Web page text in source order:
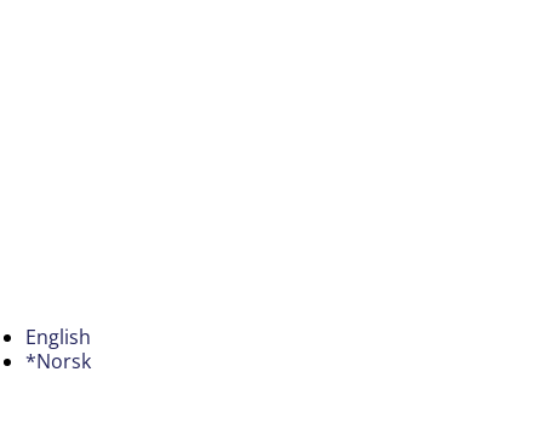
English
*Norsk